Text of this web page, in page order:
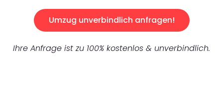
Umzug unverbindlich anfragen!
Ihre Anfrage ist zu 100% kostenlos & unverbindlich.